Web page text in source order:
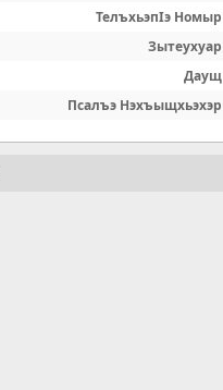
ТелъхьэпIэ Номыр
Зытеухуар
Даущ
Псалъэ Нэхъыщхьэхэр